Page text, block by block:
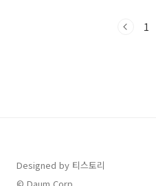
1
Designed by 티스토리